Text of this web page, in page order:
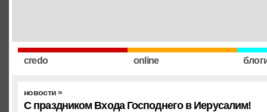
credo online
новости»
С праздником Входа Господнего в Иерусалим!